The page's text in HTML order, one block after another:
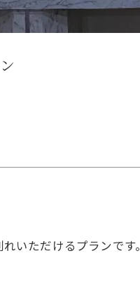
いただけるプランです。